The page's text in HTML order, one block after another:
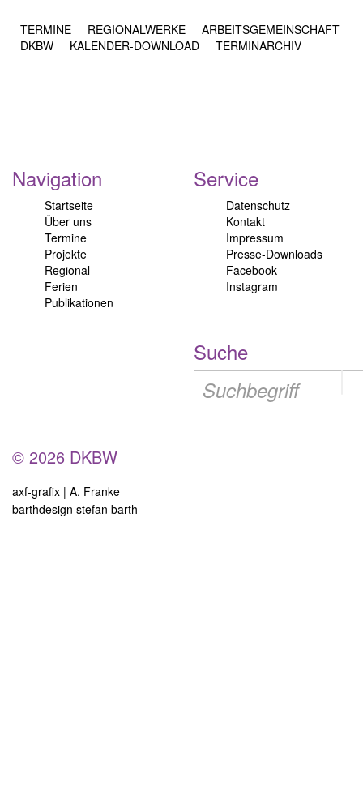
TERMINE REGIONALWERKE
ARBEITSGEMEINSCHAFT
DKBW
KALENDER-DOWNLOAD TERMINARCHIV
Navigation
Startseite
Über uns
Termine
Projekte
Regional
Ferien
Publikationen
Service
Datenschutz
Kontakt
Impressum
Presse-Downloads
Facebook
Instagram
Suche
© 2026 DKBW
axf-grafix | A. Franke
barthdesign stefan barth